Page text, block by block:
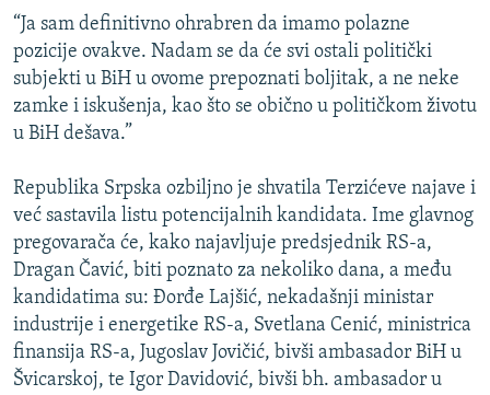
TV LIBERTY
POST SCRIPTUM
MOJA EVROPA
TRI DECENIJE OD RATA U BIH
NASTANAK I RASPAD JUGOSLAVIJE
Sve RFE/RL stranice
“Ja sam definitivno ohrabren da imamo polazne
pozicije ovakve. Nadam se da će svi ostali politički
subjekti u BiH u ovome prepoznati boljitak, a ne neke
zamke i iskušenja, kao što se obično u političkom životu
u BiH dešava.”
Republika Srpska ozbiljno je shvatila Terzićeve najave i
već sastavila listu potencijalnih kandidata. Ime glavnog
pregovarača će, kako najavljuje predsjednik RS-a,
Dragan Čavić, biti poznato za nekoliko dana, a među
kandidatima su: Đorđe Lajšić, nekadašnji ministar
industrije i energetike RS-a, Svetlana Cenić, ministrica
finansija RS-a, Jugoslav Jovičić, bivši ambasador BiH u
Švicarskoj, te Igor Davidović, bivši bh. ambasador u